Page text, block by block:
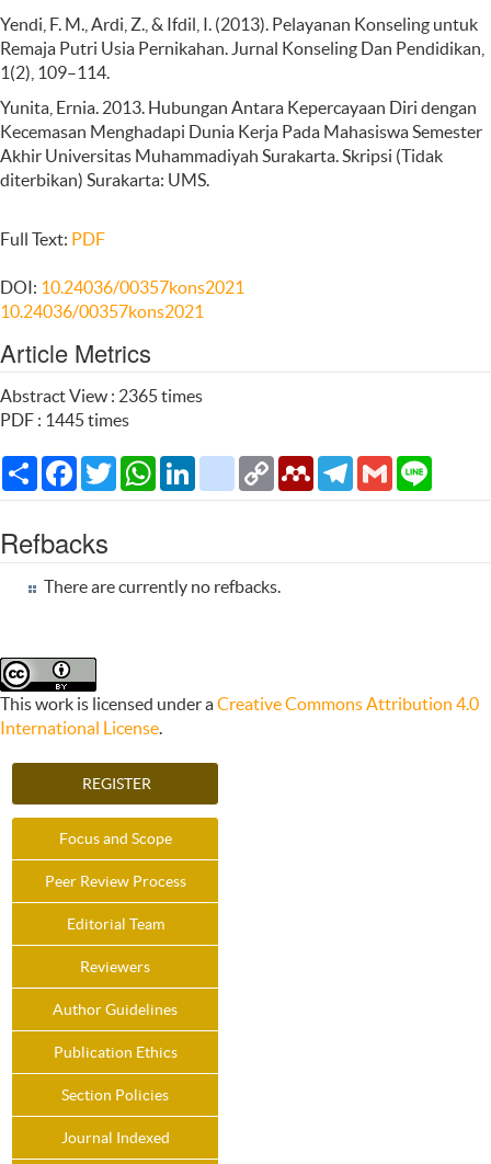
Yendi, F. M., Ardi, Z., & Ifdil, I. (2013). Pelayanan Konseling untuk
Remaja Putri Usia Pernikahan. Jurnal Konseling Dan Pendidikan,
1(2), 109–114.
Yunita, Ernia. 2013. Hubungan Antara Kepercayaan Diri dengan
Kecemasan Menghadapi Dunia Kerja Pada Mahasiswa Semester
Akhir Universitas Muhammadiyah Surakarta. Skripsi (Tidak
diterbikan) Surakarta: UMS.
Full Text: PDF
DOI: 10.24036/00357kons2021
10.24036/00357kons2021
Article Metrics
Abstract View : 2365 times
PDF : 1445 times
Share Facebook
TwitterWhatsApp
LinkedInciteulikeCopy
Link
MendeleyTelegram
Gmail
Refbacks
There are currently no refbacks.
This work is licensed under aCreative Commons Attribution 4.0
International License.
REGISTER
Focus and Scope
Peer Review Process
Editorial Team
Reviewers
Author Guidelines
Publication Ethics
Section Policies
Journal Indexed